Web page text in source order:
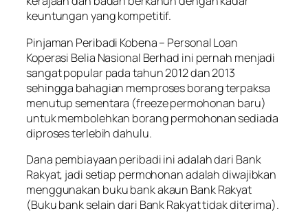
keuntungan yang kompetitif.
Pinjaman Peribadi Kobena – Personal Loan
Koperasi Belia Nasional Berhad ini pernah menjadi
sangat popular pada tahun 2012 dan 2013
sehingga bahagian memproses borang terpaksa
menutup sementara (freeze permohonan baru)
untuk membolehkan borang permohonan sediada
diproses terlebih dahulu.
Dana pembiayaan peribadi ini adalah dari Bank
Rakyat, jadi setiap permohonan adalah diwajibkan
menggunakan buku bank akaun Bank Rakyat
(Buku bank selain dari Bank Rakyat tidak diterima).